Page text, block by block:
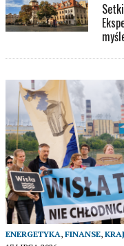
ENERGETYKA,FINANSE,KRAJ